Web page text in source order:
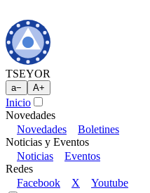
TSEYOR
a− A+
Inicio
Novedades
Novedades
Boletines
Noticias y Eventos
Noticias
Eventos
Redes
Facebook
X Youtube